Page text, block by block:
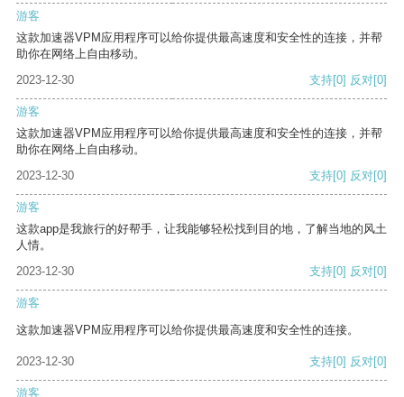
游客
这款加速器VPM应用程序可以给你提供最高速度和安全性的连接，并帮
助你在网络上自由移动。
2023-12-30
支持[0] 反对[0]
游客
这款加速器VPM应用程序可以给你提供最高速度和安全性的连接，并帮
助你在网络上自由移动。
2023-12-30
支持[0] 反对[0]
游客
这款app是我旅行的好帮手，让我能够轻松找到目的地，了解当地的风土
人情。
2023-12-30
支持[0] 反对[0]
游客
这款加速器VPM应用程序可以给你提供最高速度和安全性的连接。
2023-12-30 支持[0] 反对[0]
游客